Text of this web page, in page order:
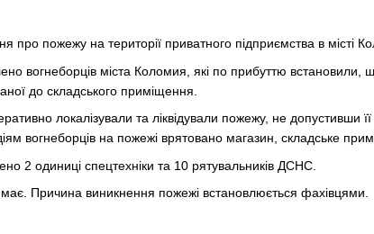
про пожежу на території приватного підприємства в місті
вогнеборців міста Коломия, які по прибуттю
до складського приміщення.
локалізували та ліквідували пожежу, не допустивши
вогнеборців на пожежі врятовано магазин, складське
2 одиниці спецтехніки та 10 рятувальників ДСНС.
Причина виникнення пожежі встановлюється фахівцями.